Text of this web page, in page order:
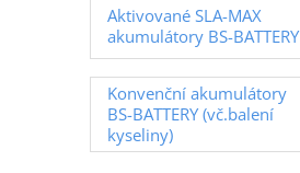
Aktivované SLA-MAX
akumulátory BS-BATTERY
Konvenční akumulátory
BS-BATTERY (vč.balení
kyseliny)